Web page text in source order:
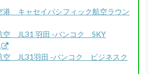
港 キャセイパシフィック航空ラウン
空 JL31 羽田 -バンコク SKY
空 JL31羽田 -バンコク ビジネスク